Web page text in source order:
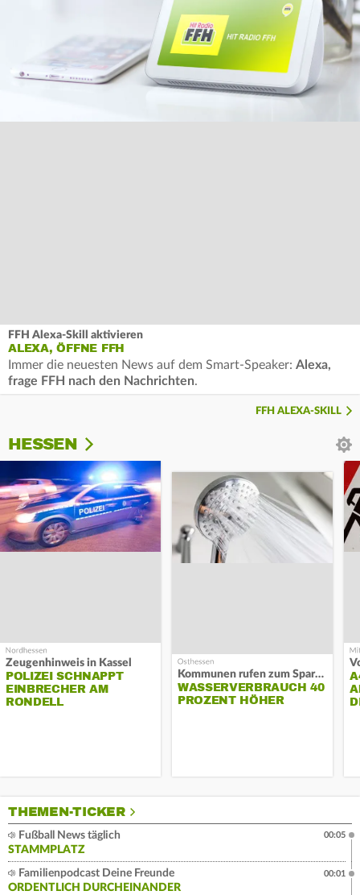
FFH Alexa-Skill aktivieren
ALEXA, ÖFFNE FFH
Immer die neuesten News auf dem Smart-Speaker: Alexa,
frage FFH nach den Nachrichten.
FFH ALEXA-SKILL
HESSEN
Zeugenhinweis in Kassel
POLIZEI SCHNAPPT
EINBRECHER AM
RONDELL
Kommunen rufen zum Sparen auf
WASSERVERBRAUCH 40
PROZENT HÖHER
THEMEN-TICKER
Fußball News täglich
STAMMPLATZ
00:05
Familienpodcast Deine Freunde
ORDENTLICH DURCHEINANDER
00:01